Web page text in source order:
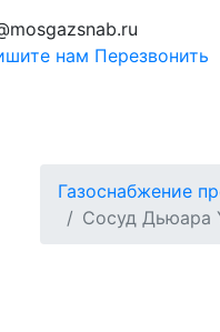
нам Перезвонить
Газоснабжение
Сосуд Дьюара